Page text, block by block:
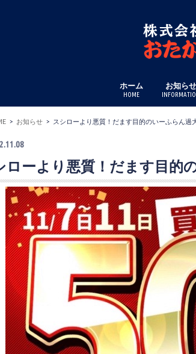
ホーム
HOME
お知らせ
お知らせ スシローより悪質！だます目的のいーふらん過
ローより悪質！だます目的